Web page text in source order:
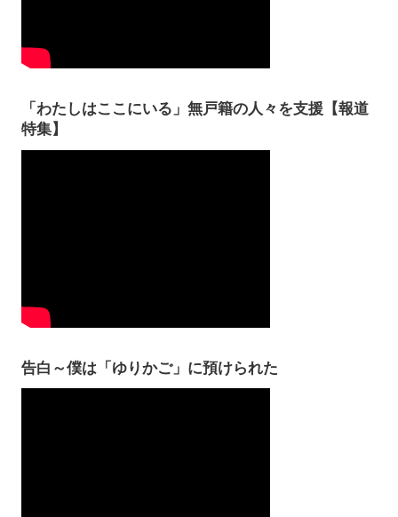
「わたしはここにいる」無戸籍の人々を支援【報道
特集】
告白～僕は「ゆりかご」に預けられた